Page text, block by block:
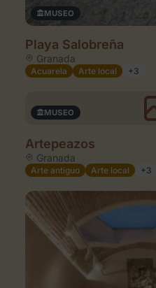
Espacios en la zona
MUSEO
Playa Salobreña
Granada
Acuarela Arte local +3
MUSEO
Artepeazos
Granada
Arte antiguo Arte local +3